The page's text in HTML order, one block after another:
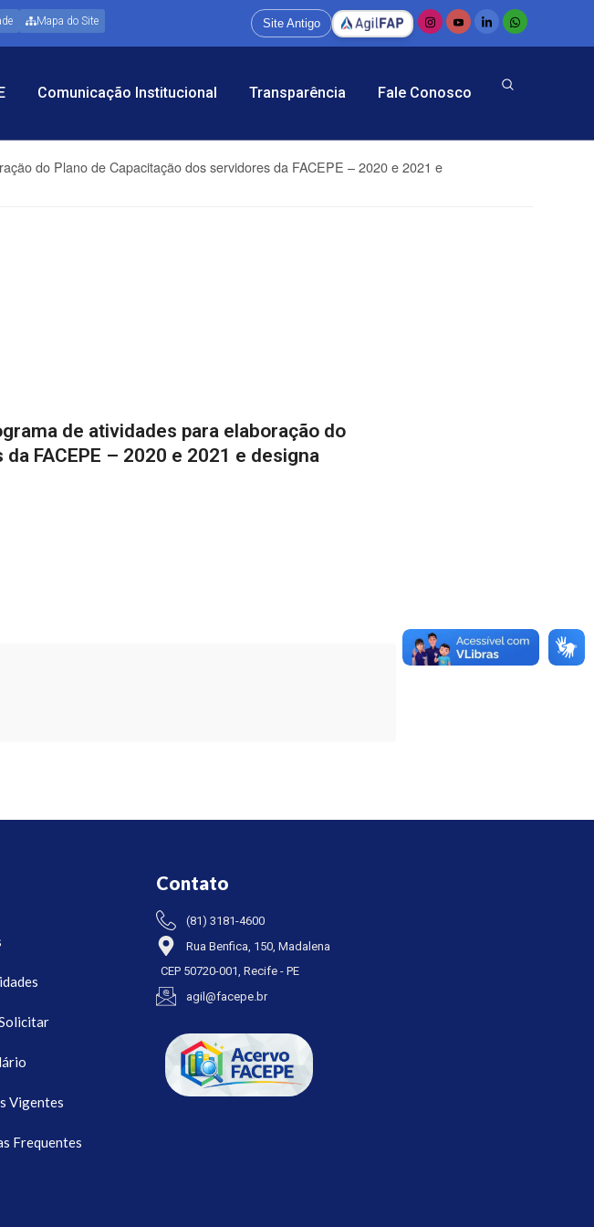
do Plano de Capacitação dos servidores da FACEPE – 2020 e 2021 e
Mapa do Site Site Antigo
Comunicação Institucional Transparência Fale Conosco
de atividades para elaboração do
FACEPE – 2020 e 2021 e designa
Vigentes
Frequentes
Contato
(81) 3181-4600
Rua Benfica, 150, Madalena
CEP 50720-001, Recife - PE
agil@facepe.br